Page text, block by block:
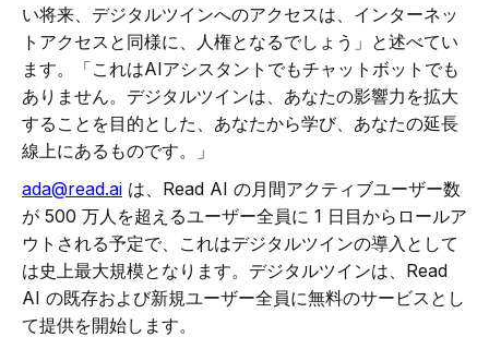
い将来、デジタルツインへのアクセスは、インターネッ
トアクセスと同様に、人権となるでしょう」と述べてい
ます。「これはAIアシスタントでもチャットボットでも
ありません。デジタルツインは、あなたの影響力を拡大
することを目的とした、あなたから学び、あなたの延長
線上にあるものです。」
ada@read.ai は、Read AI の月間アクティブユーザー数
が 500 万人を超えるユーザー全員に 1 日目からロールア
ウトされる予定で、これはデジタルツインの導入として
は史上最大規模となります。デジタルツインは、Read
AI の既存および新規ユーザー全員に無料のサービスとし
て提供を開始します。